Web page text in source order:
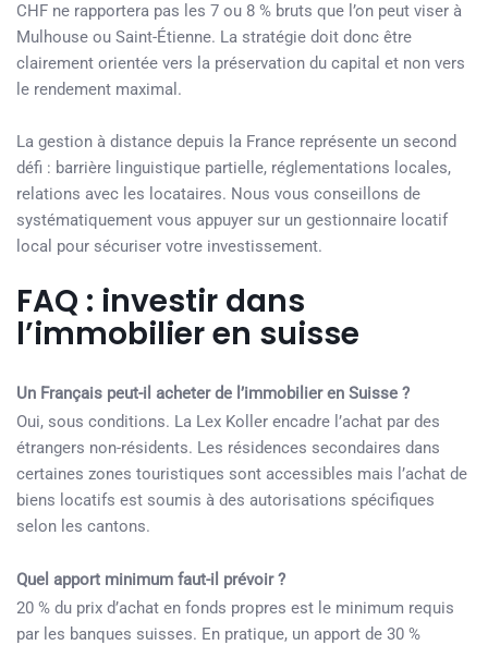
CHF ne rapportera pas les 7 ou 8 % bruts que l’on peut viser à
Mulhouse ou Saint-Étienne. La stratégie doit donc être
clairement orientée vers la préservation du capital et non vers
le rendement maximal.
La gestion à distance depuis la France représente un second
défi : barrière linguistique partielle, réglementations locales,
relations avec les locataires. Nous vous conseillons de
systématiquement vous appuyer sur un gestionnaire locatif
local pour sécuriser votre investissement.
FAQ : investir dans
l’immobilier en suisse
Un Français peut-il acheter de l’immobilier en Suisse ?
Oui, sous conditions. La Lex Koller encadre l’achat par des
étrangers non-résidents. Les résidences secondaires dans
certaines zones touristiques sont accessibles mais l’achat de
biens locatifs est soumis à des autorisations spécifiques
selon les cantons.
Quel apport minimum faut-il prévoir ?
20 % du prix d’achat en fonds propres est le minimum requis
par les banques suisses. En pratique, un apport de 30 %